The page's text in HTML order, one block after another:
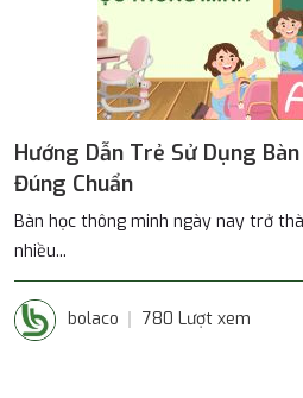
Hướng Dẫn Trẻ Sử Dụng
Đúng Chuẩn
Bàn học thông minh ngày nay trở
nhiều...
bolaco 780 Lượt xem